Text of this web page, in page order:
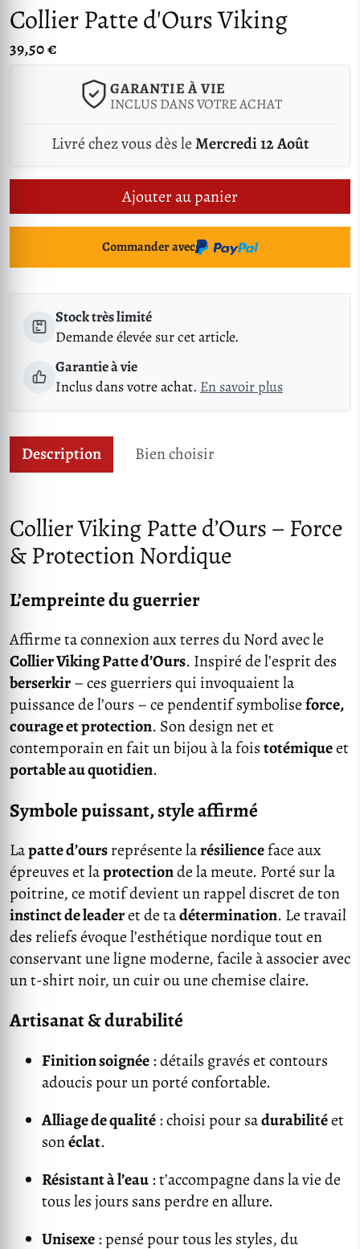
Collier Patte d'Ours Viking
39,50 €
GARANTIE À VIE
INCLUS DANS VOTRE ACHAT
Livré chez vous dès leMercredi 12 Août
Ajouter au panier
Commander avec
Stock très limité
Demande élevée sur cet article.
Garantie à vie
Inclus dans votre achat. En savoir plus
Description Bien choisir
Collier Viking Patte d’Ours – Force
& Protection Nordique
L’empreinte du guerrier
Affirme ta connexion aux terres du Nord avec le
Collier Viking Patte d’Ours. Inspiré de l’esprit des
berserkir– ces guerriers qui invoquaient la
puissance de l’ours – ce pendentif symboliseforce,
courage et protection. Son design net et
contemporain en fait un bijou à la foistotémiqueet
portable au quotidien.
Symbole puissant, style affirmé
Lapatte d’oursreprésente larésilienceface aux
épreuves et laprotectionde la meute. Porté sur la
poitrine, ce motif devient un rappel discret de ton
instinct de leaderet de tadétermination. Le travail
des reliefs évoque l’esthétique nordique tout en
conservant une ligne moderne, facile à associer avec
un t-shirt noir, un cuir ou une chemise claire.
Artisanat & durabilité
Finition soignée: détails gravés et contours
adoucis pour un porté confortable.
Alliage de qualité: choisi pour sadurabilitéet
sonéclat.
Résistant à l’eau: t’accompagne dans la vie de
tous les jours sans perdre en allure.
Unisexe: pensé pour tous les styles, du